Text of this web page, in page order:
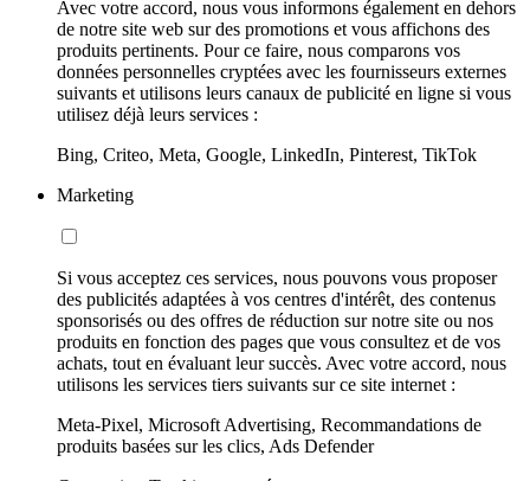
Avec votre accord, nous vous informons également en dehors
de notre site web sur des promotions et vous affichons des
produits pertinents. Pour ce faire, nous comparons vos
données personnelles cryptées avec les fournisseurs externes
suivants et utilisons leurs canaux de publicité en ligne si vous
utilisez déjà leurs services :
Bing, Criteo, Meta, Google, LinkedIn, Pinterest, TikTok
Marketing
Si vous acceptez ces services, nous pouvons vous proposer
des publicités adaptées à vos centres d'intérêt, des contenus
sponsorisés ou des offres de réduction sur notre site ou nos
produits en fonction des pages que vous consultez et de vos
achats, tout en évaluant leur succès. Avec votre accord, nous
utilisons les services tiers suivants sur ce site internet :
Meta-Pixel, Microsoft Advertising, Recommandations de
produits basées sur les clics, Ads Defender